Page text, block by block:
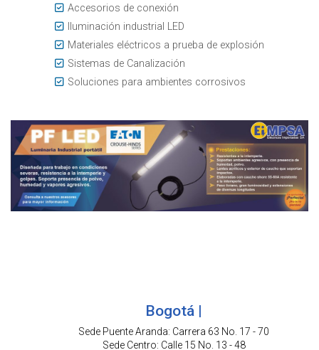
Accesorios de conexión
Iluminación industrial LED
Materiales eléctricos a prueba de explosión
Sistemas de Canalización
Soluciones para ambientes corrosivos
Bogotá |
Sede Puente Aranda: Carrera 63 No. 17 - 70
Sede Centro: Calle 15 No. 13 - 48